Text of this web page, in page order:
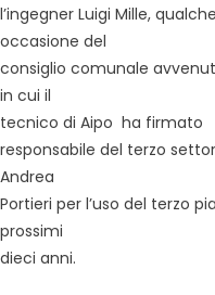
l’ingegner Luigi Mille,
occasione del
consiglio comunale
in cui il
tecnico di Aipo ha firmato
responsabile del terzo
Andrea
Portieri per l’uso del terzo
prossimi
dieci anni.